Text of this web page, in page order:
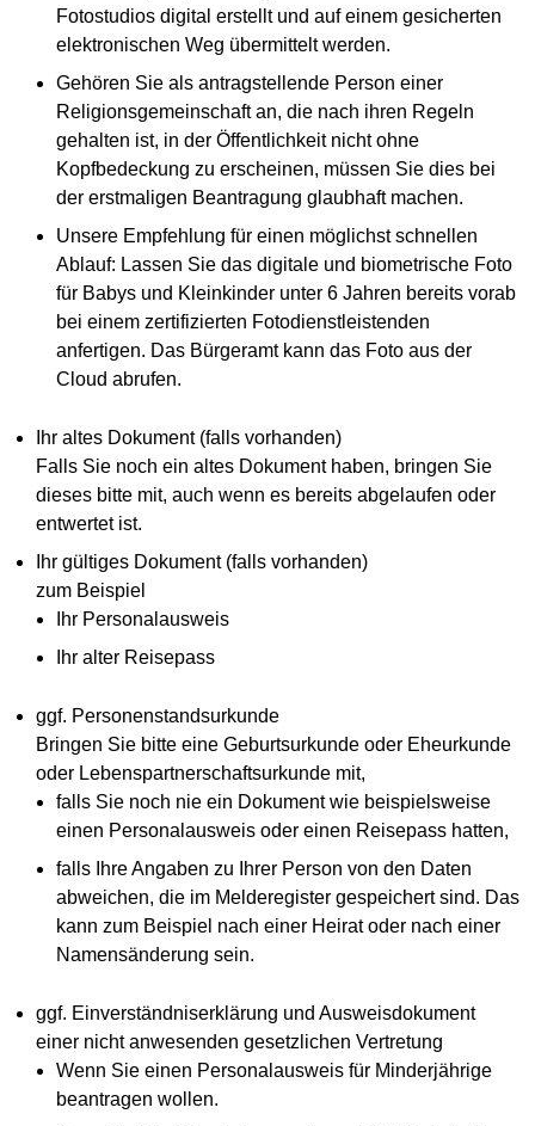
Fotostudios digital erstellt und auf einem gesicherten
elektronischen Weg übermittelt werden.
Gehören Sie als antragstellende Person einer
Religionsgemeinschaft an, die nach ihren Regeln
gehalten ist, in der Öffentlichkeit nicht ohne
Kopfbedeckung zu erscheinen, müssen Sie dies bei
der erstmaligen Beantragung glaubhaft machen.
Unsere Empfehlung für einen möglichst schnellen
Ablauf: Lassen Sie das digitale und biometrische Foto
für Babys und Kleinkinder unter 6 Jahren bereits vorab
bei einem zertifizierten Fotodienstleistenden
anfertigen. Das Bürgeramt kann das Foto aus der
Cloud abrufen.
Ihr altes Dokument (falls vorhanden)
Falls Sie noch ein altes Dokument haben, bringen Sie
dieses bitte mit, auch wenn es bereits abgelaufen oder
entwertet ist.
Ihr gültiges Dokument (falls vorhanden)
zum Beispiel
Ihr Personalausweis
Ihr alter Reisepass
ggf. Personenstandsurkunde
Bringen Sie bitte eine Geburtsurkunde oder Eheurkunde
oder Lebenspartnerschaftsurkunde mit,
falls Sie noch nie ein Dokument wie beispielsweise
einen Personalausweis oder einen Reisepass hatten,
falls Ihre Angaben zu Ihrer Person von den Daten
abweichen, die im Melderegister gespeichert sind. Das
kann zum Beispiel nach einer Heirat oder nach einer
Namensänderung sein.
ggf. Einverständniserklärung und Ausweisdokument
einer nicht anwesenden gesetzlichen Vertretung
Wenn Sie einen Personalausweis für Minderjährige
beantragen wollen.